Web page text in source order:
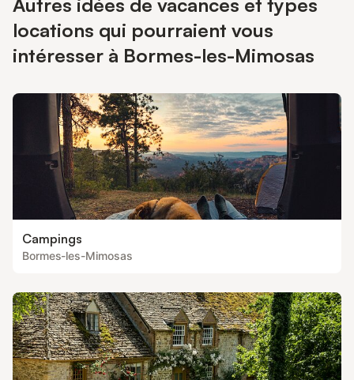
Autres idées de vacances et types
locations qui pourraient vous
intéresser à Bormes-les-Mimosas
Campings
Bormes-les-Mimosas